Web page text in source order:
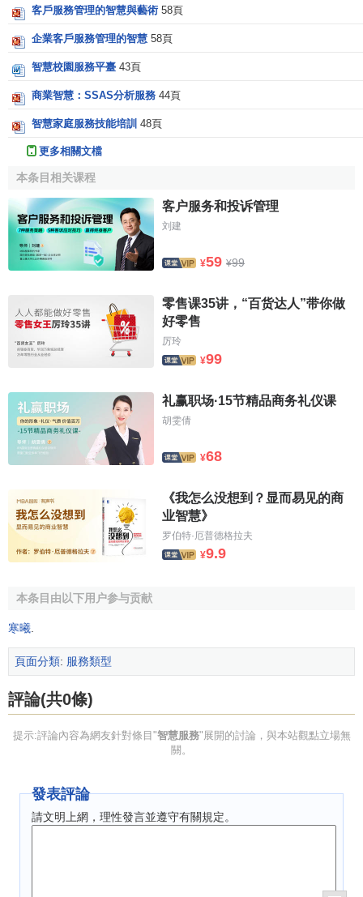
的服務模式。
相關條目
智慧型酒店
參考文獻
究[J].《合作經濟與科技》.2015年第1期
客戶服務管理的智慧與藝術 58頁
企業客戶服務管理的智慧 58頁
智慧校園服務平臺 43頁
商業智慧：SSAS分析服務 44頁
智慧家庭服務技能培訓 48頁
更多相關文檔
本条目相关课程
客户服务和投诉管理
刘建
¥59 ¥99
零售课35讲，“百货达人”带你做
好零售
厉玲
¥99
礼赢职场·15节精品商务礼仪课
胡雯倩
¥68
《我怎么没想到？显而易见的商
业智慧》
罗伯特·厄普德格拉夫
¥9.9
本条目由以下用户参与贡献
寒曦
頁面分類: 服務類型
評論(共0條)
提示:評論內容為網友針對條目"智慧服務"展開的討論，與本站觀點立場無
關。
發表評論
請文明上網，理性發言並遵守有關規定。